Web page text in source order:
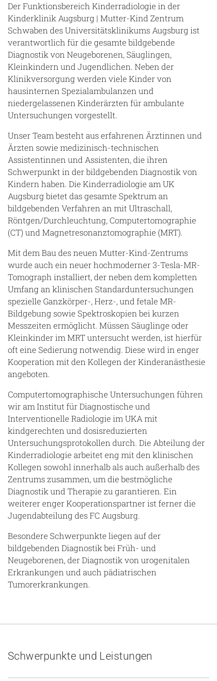
Der Funktionsbereich Kinderradiologie in der
Kinderklinik Augsburg | Mutter-Kind Zentrum
Schwaben des Universitätsklinikums Augsburg ist
verantwortlich für die gesamte bildgebende
Diagnostik von Neugeborenen, Säuglingen,
Kleinkindern und Jugendlichen. Neben der
Klinikversorgung werden viele Kinder von
hausinternen Spezialambulanzen und
niedergelassenen Kinderärzten für ambulante
Untersuchungen vorgestellt.
Unser Team besteht aus erfahrenen Ärztinnen und
Ärzten sowie medizinisch-technischen
Assistentinnen und Assistenten, die ihren
Schwerpunkt in der bildgebenden Diagnostik von
Kindern haben. Die Kinderradiologie am UK
Augsburg bietet das gesamte Spektrum an
bildgebenden Verfahren an mit Ultraschall,
Röntgen/Durchleuchtung, Computertomographie
(CT) und Magnetresonanztomographie (MRT).
Mit dem Bau des neuen Mutter-Kind-Zentrums
wurde auch ein neuer hochmoderner 3-Tesla-MR-
Tomograph installiert, der neben dem kompletten
Umfang an klinischen Standarduntersuchungen
spezielle Ganzkörper-, Herz-, und fetale MR-
Bildgebung sowie Spektroskopien bei kurzen
Messzeiten ermöglicht. Müssen Säuglinge oder
Kleinkinder im MRT untersucht werden, ist hierfür
oft eine Sedierung notwendig. Diese wird in enger
Kooperation mit den Kollegen der Kinderanästhesie
angeboten.
Computertomographische Untersuchungen führen
wir am Institut für Diagnostische und
Interventionelle Radiologie im UKA mit
kindgerechten und dosisreduzierten
Untersuchungsprotokollen durch. Die Abteilung der
Kinderradiologie arbeitet eng mit den klinischen
Kollegen sowohl innerhalb als auch außerhalb des
Zentrums zusammen, um die bestmögliche
Diagnostik und Therapie zu garantieren. Ein
weiterer enger Kooperationspartner ist ferner die
Jugendabteilung des FC Augsburg.
Besondere Schwerpunkte liegen auf der
bildgebenden Diagnostik bei Früh- und
Neugeborenen, der Diagnostik von urogenitalen
Erkrankungen und auch pädiatrischen
Tumorerkrankungen.
Schwerpunkte und Leistungen